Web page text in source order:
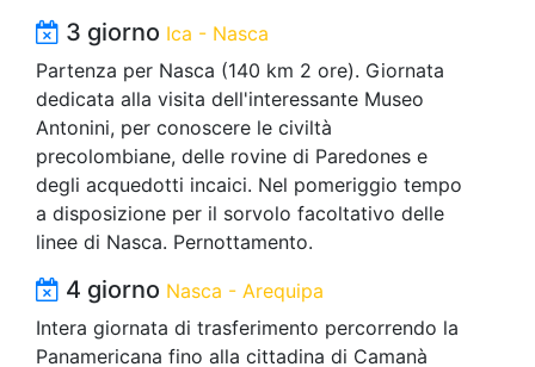
3 giorno Ica - Nasca
Partenza per Nasca (140 km 2 ore). Giornata
dedicata alla visita dell'interessante Museo
Antonini, per conoscere le civiltà
precolombiane, delle rovine di Paredones e
degli acquedotti incaici. Nel pomeriggio tempo
a disposizione per il sorvolo facoltativo delle
linee di Nasca. Pernottamento.
4 giorno Nasca - Arequipa
Intera giornata di trasferimento percorrendo la
Panamericana fino alla cittadina di Camanà